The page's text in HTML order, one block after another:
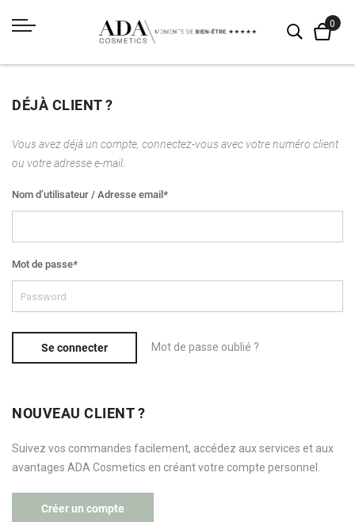
DÉJÀ CLIENT ?
Vous avez déjà un compte, connectez-vous avec votre numéro client
ou votre adresse e-mail.
Nom d’utilisateur / Adresse email *
Mot de passe*
Se connecter Mot de passe oublié ?
NOUVEAU CLIENT ?
Suivez vos commandes facilement, accédez aux services et aux
avantages ADA Cosmetics en créant votre compte personnel.
Créer un compte